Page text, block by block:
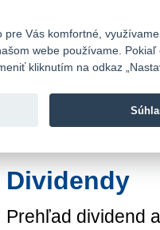
Fio banka
Dividendy
Prehľad dividend
Vás komfortné,
webe používame.
kliknutím na odkaz